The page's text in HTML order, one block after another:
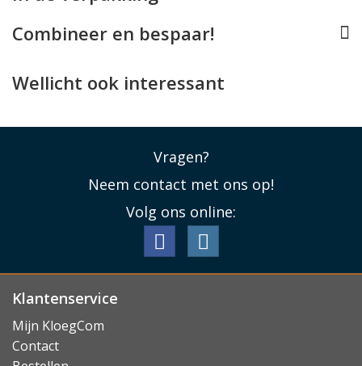
Lees minder
Combineer en bespaar!
Wellicht ook interessant
Vragen?
Neem contact met ons op!
Volg ons online:
Klantenservice
Mijn KloegCom
Contact